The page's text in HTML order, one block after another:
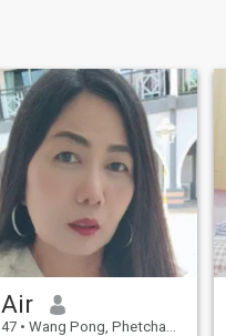
Air
47 • Wang Pong, Phetchabun, Thailand